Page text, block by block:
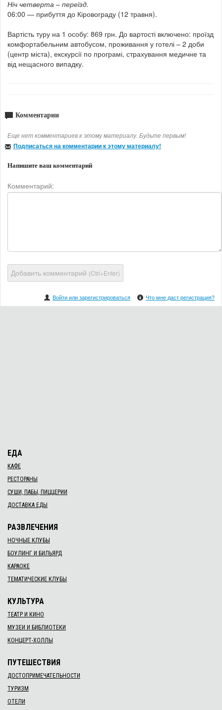
Ніч четверта – переїзд.
06:00 — прибуття до Кіровограду (12 травня).
Вартість туру на 1 особу: 869 грн. До вартості включено: проїзд
комфортабельним автобусом, проживання у готелі – 2 доби
(центр міста), екскурсії по програмі, страхування медичне та
від нещасного випадку.
Комментарии
Еще нет комментариев к этому материалу. Будьте первым!
Подписаться на комментарии к этому материалу!
Напишите ваш комментарий
Комментарий:
Добавить комментарий (Ctrl+Enter)
Войти или зарегистрироваться Что мне даст регистрация?
ЕДА
КАФЕ
РЕСТОРАНЫ
СУШИ, ПАБЫ, ПИЦЦЕРИИ
ДОСТАВКА ЕДЫ
РАЗВЛЕЧЕНИЯ
НОЧНЫЕ КЛУБЫ
БОУЛИНГ И БИЛЬЯРД
КАРАОКЕ
ТЕМАТИЧЕСКИЕ КЛУБЫ
КУЛЬТУРА
ТЕАТР И КИНО
МУЗЕИ И БИБЛИОТЕКИ
КОНЦЕРТ-ХОЛЛЫ
ПУТЕШЕСТВИЯ
ДОСТОПРИМЕЧАТЕЛЬНОСТИ
ТУРИЗМ
ОТЕЛИ